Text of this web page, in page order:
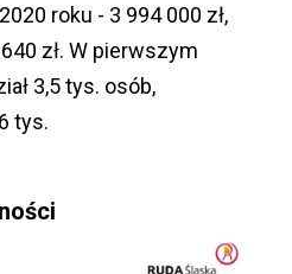
roku - 3 994 000 zł,
zł. W pierwszym
3,5 tys. osób,
tys.